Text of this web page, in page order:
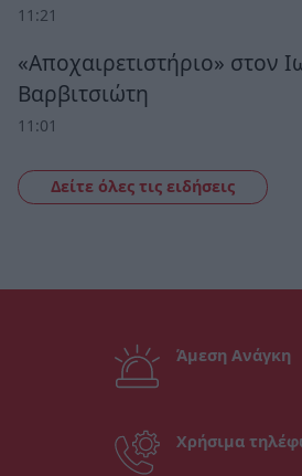
11:21
«Αποχαιρετιστήριο» στον
Βαρβιτσιώτη
11:01
Δείτε όλες τις ειδήσεις
Άμεση Ανάγκη
Χρήσιμα